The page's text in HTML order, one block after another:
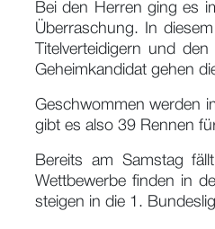
Bei den Herren ging es
Überraschung. In
Titelverteidigern und
Geheimkandidat gehen
Geschwommen werden
gibt es also 39 Rennen
Bereits am Samstag
Wettbewerbe finden in
steigen in die 1.